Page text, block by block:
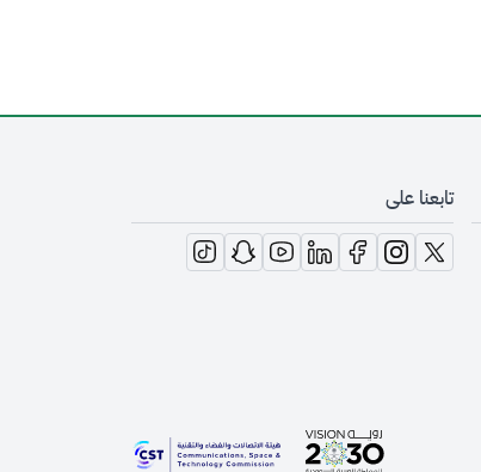
تابعنا على
opens in new window
opens in new window
opens in new window
opens in new window
opens in new window
opens in new window
opens in new window